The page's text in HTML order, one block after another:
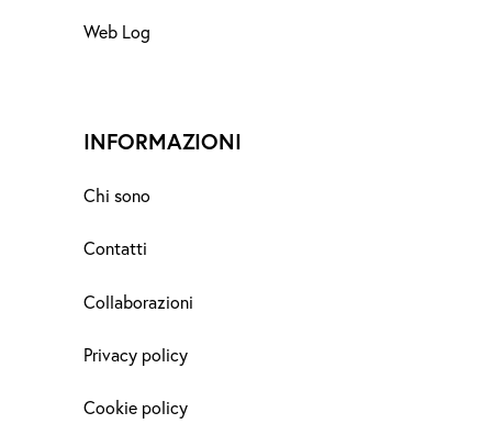
Web Log
INFORMAZIONI
Chi sono
Contatti
Collaborazioni
Privacy policy
Cookie policy